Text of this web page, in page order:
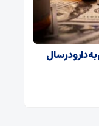
هزار و ۵۰۰ تومانی به دارو در سال